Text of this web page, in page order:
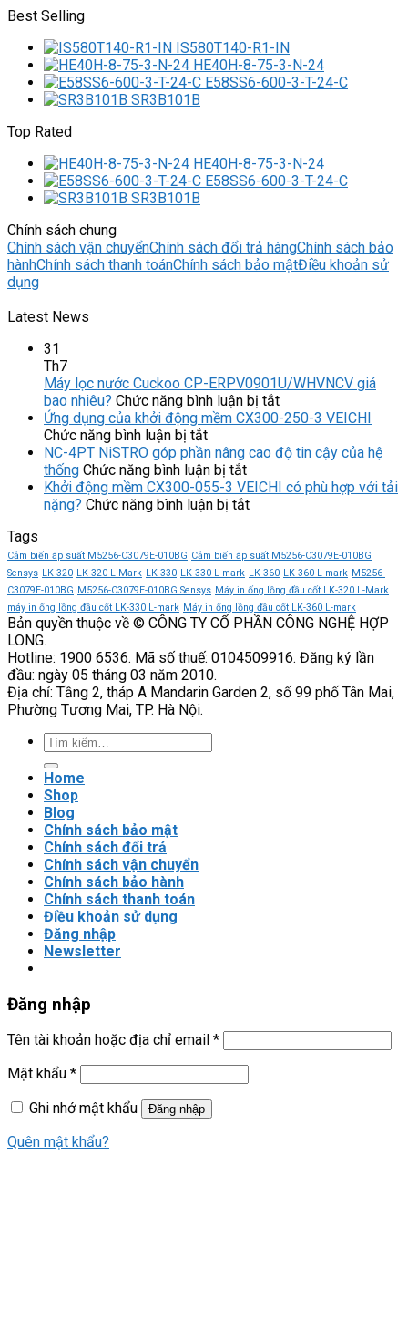
Best Selling
IS580T140-R1-IN
HE40H-8-75-3-N-24
E58SS6-600-3-T-24-C
SR3B101B
Top Rated
HE40H-8-75-3-N-24
E58SS6-600-3-T-24-C
SR3B101B
Chính sách chung
Chính sách vận chuyểnChính sách đổi trả hàngChính sách bảo
hànhChính sách thanh toánChính sách bảo mậtĐiều khoản sử
dụng
Latest News
31
Th7
Máy lọc nước Cuckoo CP-ERPV0901U/WHVNCV giá
bao nhiêu? Chức năng bình luận bị tắtở
Máy
nước
CP-
nhiêu?
Ứng dụng của khởi động mềm CX300-250-3 VEICHI
Chức năng bình luận bị tắtở
Ứng
dụng
của
khởi
CX300-
250-
3
VEICHI
NC-4PT NiSTRO góp phần nâng cao độ tin cậy của hệ
thống Chức năng bình luận bị tắtở
NC-
4PT
phần
nâng
cao
độ
tin
của
thống
Khởi động mềm CX300-055-3 VEICHI có phù hợp với tải
nặng? Chức năng bình luận bị tắtở
mềm
CX300-
055-
3
VEICHI
phù
với
Tags
Cảm biến áp suất M5256-C3079E-010BG Cảm biến áp suất M5256-C3079E-010BG
Sensys LK-320 LK-320 L-Mark LK-330 LK-330 L-mark LK-360 LK-360 L-mark M5256-
C3079E-010BG M5256-C3079E-010BG Sensys Máy in ống lồng đầu cốt LK-320 L-Mark
máy in ống lồng đầu cốt LK-330 L-mark Máy in ống lồng đầu cốt LK-360 L-mark
Bản quyền thuộc về © CÔNG TY CỔ PHẦN CÔNG NGHỆ HỢP
LONG.
Hotline: 1900 6536. Mã số thuế: 0104509916. Đăng ký lần
đầu: ngày 05 tháng 03 năm 2010.
Địa chỉ: Tầng 2, tháp A Mandarin Garden 2, số 99 phố Tân Mai,
Phường Tương Mai, TP. Hà Nội.
Tìm
kiếm:
Home
Shop
Blog
Chính sách bảo mật
Chính sách đổi trả
Chính sách vận chuyển
Chính sách bảo hành
Chính sách thanh toán
Điều khoản sử dụng
Đăng nhập
Newsletter
Đăng nhập
Tên tài khoản hoặc địa chỉ email *
Mật khẩu *
Ghi nhớ mật khẩu
Đăng nhập
Quên mật khẩu?